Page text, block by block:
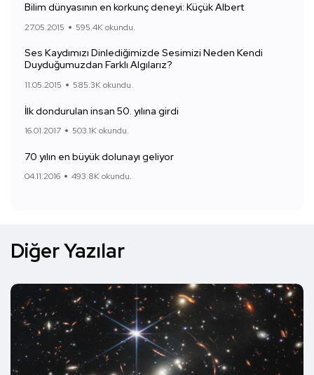
Bilim dünyasının en korkunç deneyi: Küçük Albert
27.05.2015 595.4K okundu.
Ses Kaydımızı Dinlediğimizde Sesimizi Neden Kendi
Duyduğumuzdan Farklı Algılarız?
11.05.2015 585.3K okundu.
İlk dondurulan insan 50. yılına girdi
16.01.2017 503.1K okundu.
70 yılın en büyük dolunayı geliyor
04.11.2016 493.8K okundu.
Diğer Yazılar